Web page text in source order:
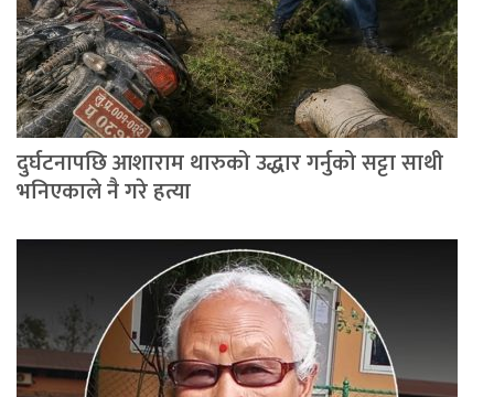
दुर्घटनापछि आशाराम थारुको उद्धार गर्नुको सट्टा साथी
भनिएकाले नै गरे हत्या